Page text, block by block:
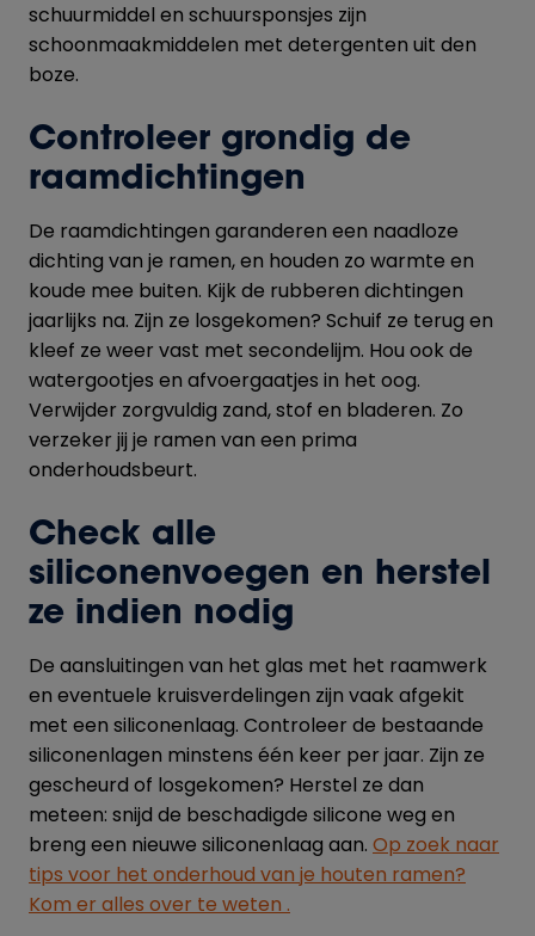
schuurmiddel en schuursponsjes zijn
schoonmaakmiddelen met detergenten uit den
boze.
Controleer grondig de
raamdichtingen
De raamdichtingen garanderen een naadloze
dichting van je ramen, en houden zo warmte en
koude mee buiten. Kijk de rubberen dichtingen
jaarlijks na. Zijn ze losgekomen? Schuif ze terug en
kleef ze weer vast met secondelijm. Hou ook de
watergootjes en afvoergaatjes in het oog.
Verwijder zorgvuldig zand, stof en bladeren. Zo
verzeker jij je ramen van een prima
onderhoudsbeurt.
Check alle
siliconenvoegen en herstel
ze indien nodig
De aansluitingen van het glas met het raamwerk
en eventuele kruisverdelingen zijn vaak afgekit
met een siliconenlaag. Controleer de bestaande
siliconenlagen minstens één keer per jaar. Zijn ze
gescheurd of losgekomen? Herstel ze dan
meteen: snijd de beschadigde silicone weg en
breng een nieuwe siliconenlaag aan. Op zoek naar
tips voor het onderhoud van je houten ramen?
Kom er alles over te weten .